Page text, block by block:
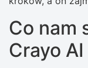
Co nam
Crayo AI